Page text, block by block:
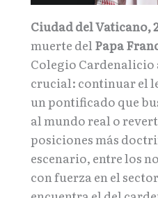
Ciudad del Vaticano,
muerte del Papa
Colegio
crucial: continuar el
un pontificado que
al mundo real o
posiciones más
escenario, entre los
con fuerza en el